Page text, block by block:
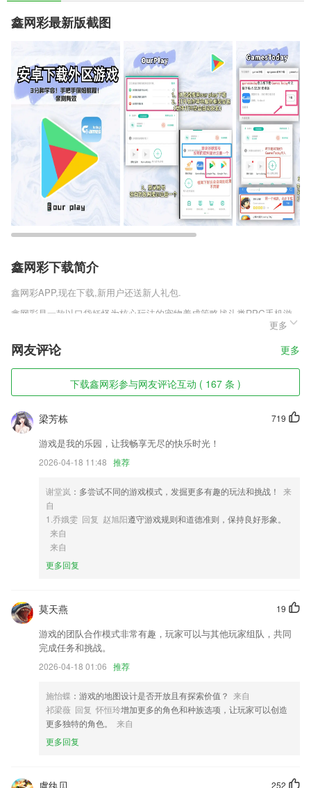
鑫网彩最新版截图
鑫网彩下载简介
鑫网彩APP,现在下载,新用户还送新人礼包.
鑫网彩是一款以口袋妖怪为核心玩法的宠物养成策略战斗类RPG手机游
戏，游戏中有大量的精灵需要你去培养，通过抓捕来获取高强力的宠物，
还有神奇的宝贝大师陪你一起战斗，你将感受到最为激烈的战斗，并进入
到一个奇幻的宠物世界。
鑫网彩软件特色
1,个性主题交互
2,实时评估学习能力，可以大致预测考试分数。
3,【QQ好友及消息同步】
4,维修预约，可以直接在线进行预约相应的车辆维修服务，一键即可预约
语的同时复习漫画经典。
6,用户实时在线学习最全的驾考知识更加的全面，了解不一样的驾考知识
更加的多元化。
鑫网彩软件优势
2.让学生可以学习相关的手抄报制作内容，慢慢提升2265学生制作手抄报
的能力。
3.·在做题的时候，可以将自己不会的知识点或重难点记录到笔记本
4.实乃居家做饭，健康养生，与美容瘦身等人群的饮食必备宝典
5.·支持在多端参与直播互动课，可用手机观看直播上课
6.：全新历史呈现方式。
鑫网彩更新了什么?
患者更快速的查找科室对应的医生，进行问诊咨询
更多
网友评论 更多
下载鑫网彩参与网友评论互动 ( 167 条 )
719
梁芳栋
游戏是我的乐园，让我畅享无尽的快乐时光！
2026-04-18 11:48 推荐
谢堂岚 ：多尝试不同的游戏模式，发掘更多有趣的玩法和挑战！
来
自
1.乔娥雯 回复 赵旭阳遵守游戏规则和道德准则，保持良好形象。
来自
来自
更多回复
19
莫天燕
游戏的团队合作模式非常有趣，玩家可以与其他玩家组队，共同
完成任务和挑战。
2026-04-18 01:06 推荐
施怡蝶 ：游戏的地图设计是否开放且有探索价值？ 来自
祁梁薇 回复 怀恒玲增加更多的角色和种族选项，让玩家可以创造
更多独特的角色。
来自
更多回复
252
虞纨贝